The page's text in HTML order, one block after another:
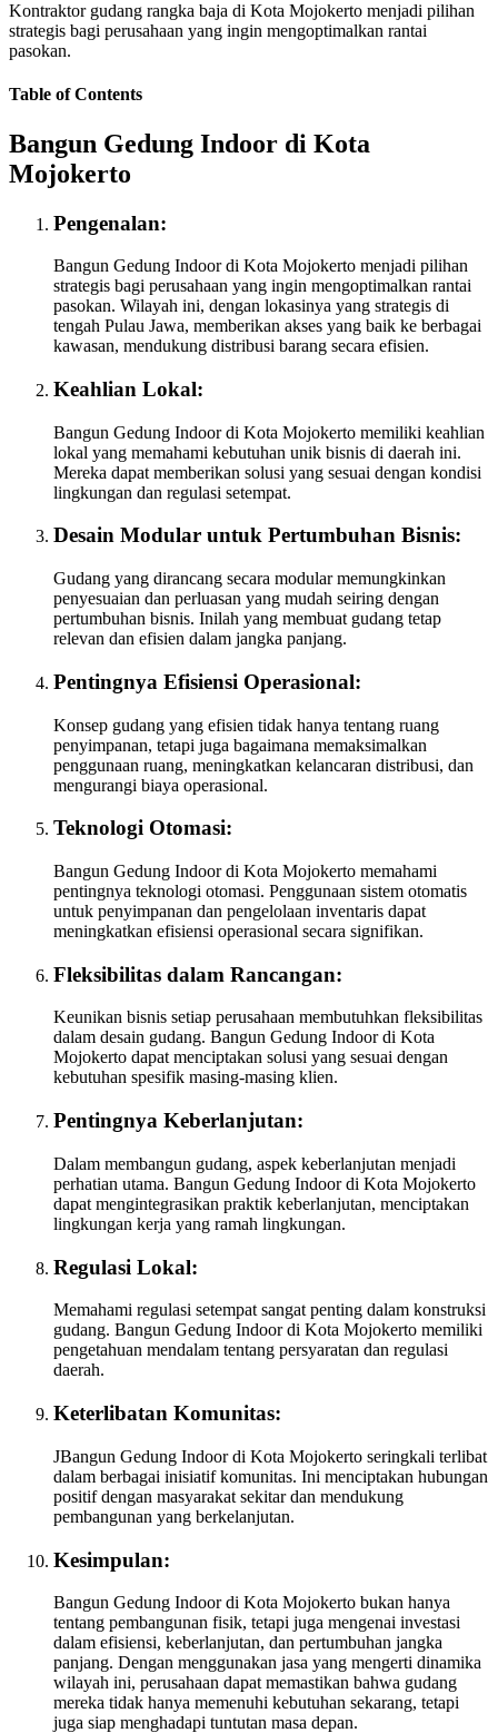
Kontraktor gudang rangka baja di Kota Mojokerto menjadi pilihan
strategis bagi perusahaan yang ingin mengoptimalkan rantai
pasokan.
Table of Contents
Bangun Gedung Indoor di Kota
Mojokerto
Pengenalan:
Bangun Gedung Indoor di Kota Mojokerto menjadi pilihan
strategis bagi perusahaan yang ingin mengoptimalkan rantai
pasokan. Wilayah ini, dengan lokasinya yang strategis di
tengah Pulau Jawa, memberikan akses yang baik ke berbagai
kawasan, mendukung distribusi barang secara efisien.
Keahlian Lokal:
Bangun Gedung Indoor di Kota Mojokerto memiliki keahlian
lokal yang memahami kebutuhan unik bisnis di daerah ini.
Mereka dapat memberikan solusi yang sesuai dengan kondisi
lingkungan dan regulasi setempat.
Desain Modular untuk Pertumbuhan Bisnis:
Gudang yang dirancang secara modular memungkinkan
penyesuaian dan perluasan yang mudah seiring dengan
pertumbuhan bisnis. Inilah yang membuat gudang tetap
relevan dan efisien dalam jangka panjang.
Pentingnya Efisiensi Operasional:
Konsep gudang yang efisien tidak hanya tentang ruang
penyimpanan, tetapi juga bagaimana memaksimalkan
penggunaan ruang, meningkatkan kelancaran distribusi, dan
mengurangi biaya operasional.
Teknologi Otomasi:
Bangun Gedung Indoor di Kota Mojokerto memahami
pentingnya teknologi otomasi. Penggunaan sistem otomatis
untuk penyimpanan dan pengelolaan inventaris dapat
meningkatkan efisiensi operasional secara signifikan.
Fleksibilitas dalam Rancangan:
Keunikan bisnis setiap perusahaan membutuhkan fleksibilitas
dalam desain gudang. Bangun Gedung Indoor di Kota
Mojokerto dapat menciptakan solusi yang sesuai dengan
kebutuhan spesifik masing-masing klien.
Pentingnya Keberlanjutan:
Dalam membangun gudang, aspek keberlanjutan menjadi
perhatian utama. Bangun Gedung Indoor di Kota Mojokerto
dapat mengintegrasikan praktik keberlanjutan, menciptakan
lingkungan kerja yang ramah lingkungan.
Regulasi Lokal:
Memahami regulasi setempat sangat penting dalam konstruksi
gudang. Bangun Gedung Indoor di Kota Mojokerto memiliki
pengetahuan mendalam tentang persyaratan dan regulasi
daerah.
Keterlibatan Komunitas:
JBangun Gedung Indoor di Kota Mojokerto seringkali terlibat
dalam berbagai inisiatif komunitas. Ini menciptakan hubungan
positif dengan masyarakat sekitar dan mendukung
pembangunan yang berkelanjutan.
Kesimpulan:
Bangun Gedung Indoor di Kota Mojokerto bukan hanya
tentang pembangunan fisik, tetapi juga mengenai investasi
dalam efisiensi, keberlanjutan, dan pertumbuhan jangka
panjang. Dengan menggunakan jasa yang mengerti dinamika
wilayah ini, perusahaan dapat memastikan bahwa gudang
mereka tidak hanya memenuhi kebutuhan sekarang, tetapi
juga siap menghadapi tuntutan masa depan.